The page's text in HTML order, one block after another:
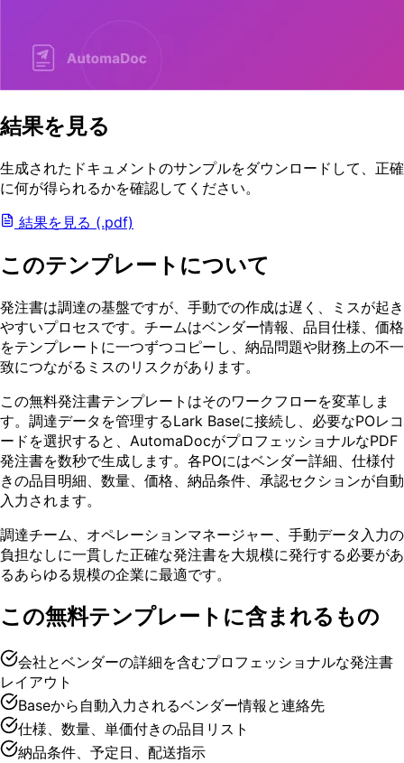
結果を見る
生成されたドキュメントのサンプルをダウンロードして、正確
に何が得られるかを確認してください。
結果を見る (.pdf)
このテンプレートについて
発注書は調達の基盤ですが、手動での作成は遅く、ミスが起き
やすいプロセスです。チームはベンダー情報、品目仕様、価格
をテンプレートに一つずつコピーし、納品問題や財務上の不一
致につながるミスのリスクがあります。
この無料発注書テンプレートはそのワークフローを変革しま
す。調達データを管理するLark Baseに接続し、必要なPOレコ
ードを選択すると、AutomaDocがプロフェッショナルなPDF
発注書を数秒で生成します。各POにはベンダー詳細、仕様付
きの品目明細、数量、価格、納品条件、承認セクションが自動
入力されます。
調達チーム、オペレーションマネージャー、手動データ入力の
負担なしに一貫した正確な発注書を大規模に発行する必要があ
るあらゆる規模の企業に最適です。
この無料テンプレートに含まれるもの
会社とベンダーの詳細を含むプロフェッショナルな発注書
レイアウト
Baseから自動入力されるベンダー情報と連絡先
仕様、数量、単価付きの品目リスト
納品条件、予定日、配送指示